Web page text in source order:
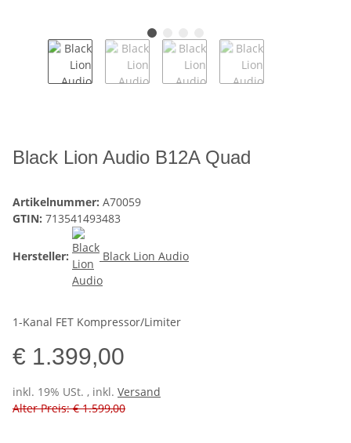
Black Lion Audio B12A Quad
Artikelnummer: A70059
GTIN: 713541493483
Hersteller: Black Lion Audio
1-Kanal FET Kompressor/Limiter
€ 1.399,00
inkl. 19% USt. , inkl. Versand
Alter Preis: € 1.599,00